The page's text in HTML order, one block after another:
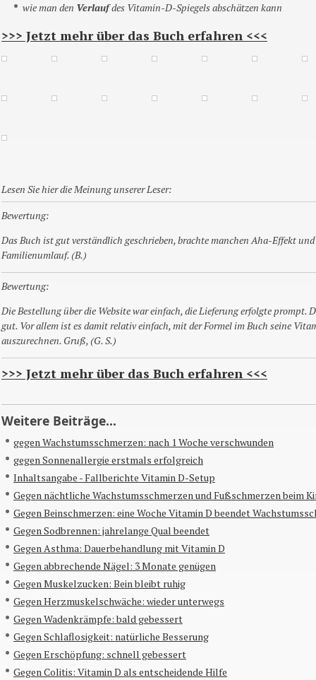
wie man den Verlaufdes Vitamin-D-Spiegels abschätzen kann
>>> Jetzt mehr über das Buch erfahren <<<
Lesen Sie hier die Meinung unserer Leser:
Bewertung:
Das Buch ist gut verständlich geschrieben, brachte manchen Aha-Effekt
Familienumlauf. (B.)
Bewertung:
Die Bestellung über die Website war einfach, die Lieferung erfolgte prompt.
gut. Vor allem ist es damit relativ einfach, mit der Formel im Buch seine
auszurechnen. Gruß, (G. S.)
>>> Jetzt mehr über das Buch erfahren <<<
Weitere Beiträge...
gegen Wachstumsschmerzen: nach 1 Woche verschwunden
gegen Sonnenallergie erstmals erfolgreich
Inhaltsangabe - Fallberichte Vitamin D-Setup
Gegen nächtliche Wachstumsschmerzen und Fußschmerzen beim
Gegen Beinschmerzen: eine Woche Vitamin D beendet
Gegen Sodbrennen: jahrelange Qual beendet
Gegen Asthma: Dauerbehandlung mit Vitamin D
Gegen abbrechende Nägel: 3 Monate genügen
Gegen Muskelzucken: Bein bleibt ruhig
Gegen Herzmuskelschwäche: wieder unterwegs
Gegen Wadenkrämpfe: bald gebessert
Gegen Schlaflosigkeit: natürliche Besserung
Gegen Erschöpfung: schnell gebessert
Gegen Colitis: Vitamin D als entscheidende Hilfe